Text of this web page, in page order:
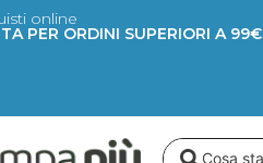
online
PER ORDINI SUPERIORI A 99€
Search